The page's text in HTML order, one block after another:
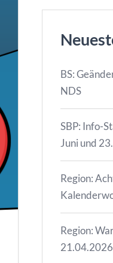
BS:
NDS
SBP: Info-
Juni und
Region:
Region: